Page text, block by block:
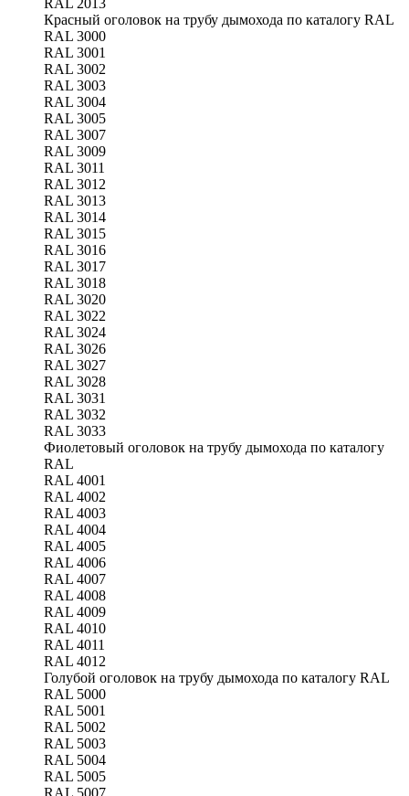
Красный оголовок на трубу дымохода по каталогу RAL
RAL 3000
RAL 3001
RAL 3002
RAL 3003
RAL 3004
RAL 3005
RAL 3007
RAL 3009
RAL 3011
RAL 3012
RAL 3013
RAL 3014
RAL 3015
RAL 3016
RAL 3017
RAL 3018
RAL 3020
RAL 3022
RAL 3024
RAL 3026
RAL 3027
RAL 3028
RAL 3031
RAL 3032
RAL 3033
Фиолетовый оголовок на трубу дымохода по каталогу
RAL
RAL 4001
RAL 4002
RAL 4003
RAL 4004
RAL 4005
RAL 4006
RAL 4007
RAL 4008
RAL 4009
RAL 4010
RAL 4011
RAL 4012
Голубой оголовок на трубу дымохода по каталогу RAL
RAL 5000
RAL 5001
RAL 5002
RAL 5003
RAL 5004
RAL 5005
RAL 5007